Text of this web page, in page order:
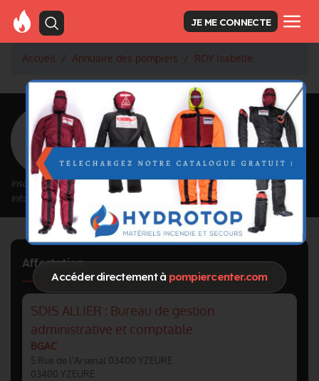
Accéder directement à pompiercenter.com
JE ME CONNECTE
Accueil Annuaire des pompiers ROY Isabelle
<Retour à la liste des pompiers
ROY Isabelle
Inscrit depuis le 23/04/2024 à 08:27
Informations mises à jour le 23/04/2024 à 08:47
Affectation
SDIS ALLIER : Bureau de gestion
administrative et comptable
BGAC
5 Rue de l'Arsenal 03400 YZEURE
03400 YZEURE